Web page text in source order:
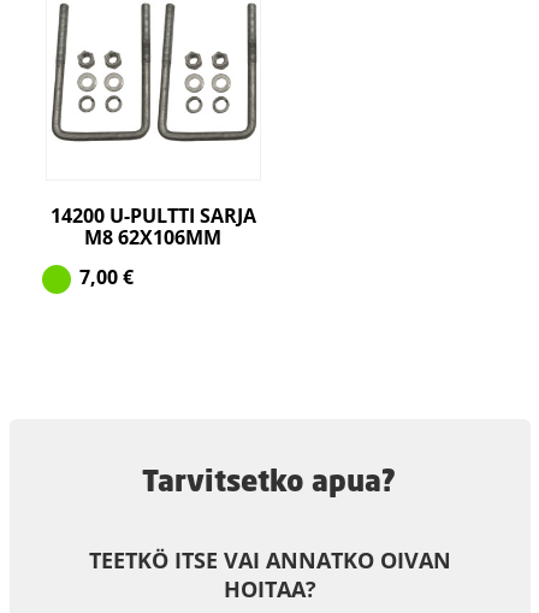
14200 U-PULTTI SARJA
M8 62X106MM
7,00€
Tarvitsetko apua?
TEETKÖ ITSE VAI ANNATKO OIVAN
HOITAA?